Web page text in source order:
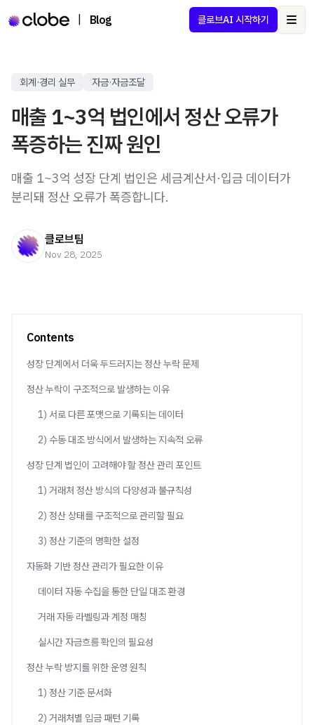
Blog 클로브AI 시작하기
회계·경리 실무 자금·자금조달
매출 1~3억 법인에서 정산 오류가
폭증하는 진짜 원인
매출 1~3억 성장 단계 법인은 세금계산서·입금 데이터가
분리돼 정산 오류가 폭증합니다.
클로브팀
Nov 28, 2025
Contents
성장 단계에서 더욱 두드러지는 정산 누락 문제
정산 누락이 구조적으로 발생하는 이유
1) 서로 다른 포맷으로 기록되는 데이터
2) 수동 대조 방식에서 발생하는 지속적 오류
성장 단계 법인이 고려해야 할 정산 관리 포인트
1) 거래처 정산 방식의 다양성과 불규칙성
2) 정산 상태를 구조적으로 관리할 필요
3) 정산 기준의 명확한 설정
자동화 기반 정산 관리가 필요한 이유
데이터 자동 수집을 통한 단일 대조 환경
거래 자동 라벨링과 계정 매칭
실시간 자금흐름 확인의 필요성
정산 누락 방지를 위한 운영 원칙
1) 정산 기준 문서화
2) 거래처별 입금 패턴 기록